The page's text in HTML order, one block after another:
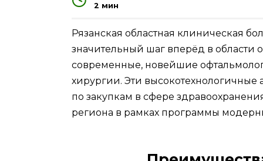
2 мин
Рязанская областная клиническая
значительный шаг вперёд в области
современные, новейшие
хирургии. Эти
по закупкам в сфере
региона в рамках программы